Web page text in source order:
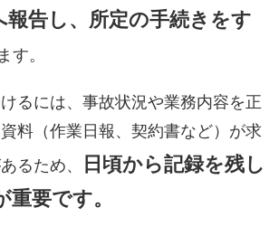
報告し、所定の手続きをす
す。
るには、事故状況や業務内容を正
料（作業日報、契約書など）が求
るため、
日頃から記録を残し
要です。